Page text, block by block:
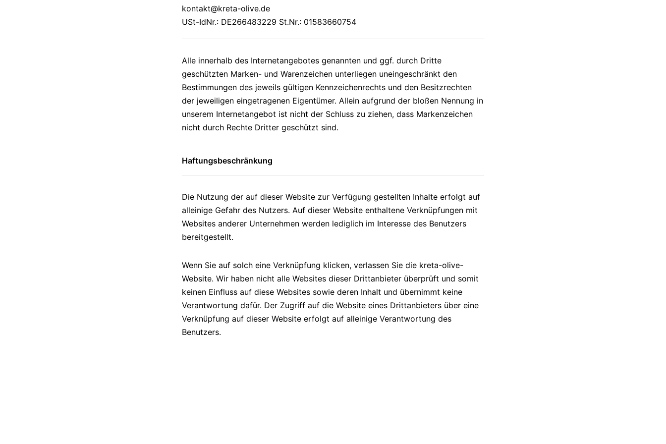
kontakt@kreta-olive.de
USt-IdNr.: DE266483229 St.Nr.: 01583660754
Alle innerhalb des Internetangebotes genannten und ggf. durch Dritte
geschützten Marken- und Warenzeichen unterliegen uneingeschränkt den
Bestimmungen des jeweils gültigen Kennzeichenrechts und den Besitzrechten
der jeweiligen eingetragenen Eigentümer. Allein aufgrund der bloßen Nennung in
unserem Internetangebot ist nicht der Schluss zu ziehen, dass Markenzeichen
nicht durch Rechte Dritter geschützt sind.
Haftungsbeschränkung
Die Nutzung der auf dieser Website zur Verfügung gestellten Inhalte erfolgt auf
alleinige Gefahr des Nutzers. Auf dieser Website enthaltene Verknüpfungen mit
Websites anderer Unternehmen werden lediglich im Interesse des Benutzers
bereitgestellt.
Wenn Sie auf solch eine Verknüpfung klicken, verlassen Sie die kreta-olive-
Website. Wir haben nicht alle Websites dieser Drittanbieter überprüft und somit
keinen Einfluss auf diese Websites sowie deren Inhalt und übernimmt keine
Verantwortung dafür. Der Zugriff auf die Website eines Drittanbieters über eine
Verknüpfung auf dieser Website erfolgt auf alleinige Verantwortung des
Benutzers.